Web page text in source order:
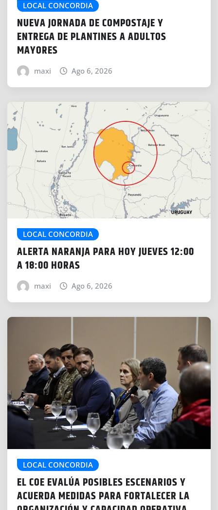
LOCAL CONCORDIA
NUEVA JORNADA DE COMPOSTAJE Y
ENTREGA DE PLANTINES A ADULTOS
MAYORES
maxi Ago 6, 2026
LOCAL CONCORDIA
ALERTA NARANJA PARA HOY JUEVES 12:00
A 18:00 HORAS
maxi Ago 6, 2026
LOCAL CONCORDIA
EL COE EVALÚA POSIBLES ESCENARIOS Y
ACUERDA MEDIDAS PARA FORTALECER LA